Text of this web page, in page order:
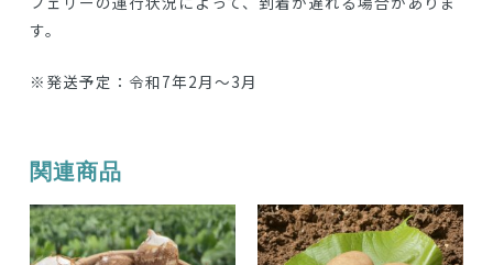
す。
※発送予定：令和7年2月～3月
関連商品